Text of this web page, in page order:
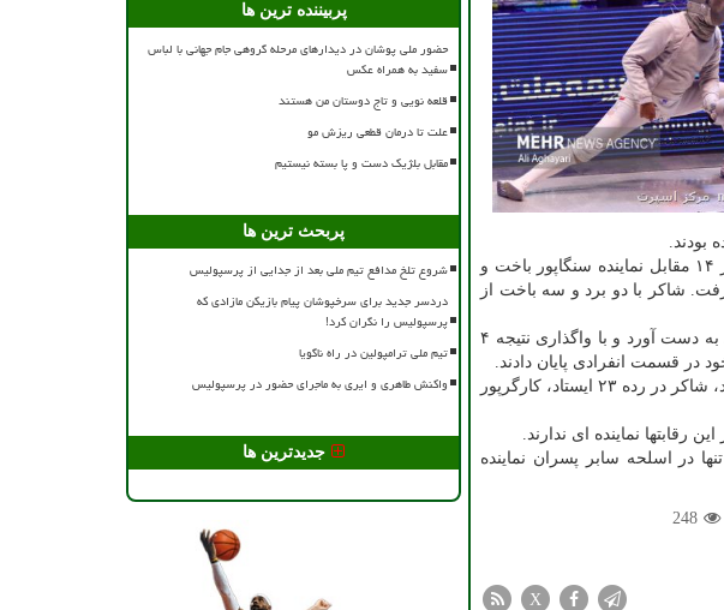
بودند.
طاها کارگرپور که در جدول مقدماتی صاحب ۳ باخت و ۲ برد شده بود، در نخستین دیدار حذفی با نتیجه ۱۵ بر ۱۴ مقابل نماینده سنگاپور باخت و
واگذار کرد و از دور رقابتها کنار رفت. شاکر با دو برد و سه باخت از
پارسا پورسلمان (پسر رییس فدراسیون) نیز اصلاً به مرحله حذفی نرسید. وی در مرحله مقدماتی تنها یک برد به دست آورد و با واگذاری نتیجه ۴
این بخش از مسابقات با حضور ۳۶ شمشیرباز برگزار شد و در جدول رده بندی نیما آقایی صاحب جایگاه ۱۱ شد، شاکر در رده ۲۳ ایستاد، کارگرپور
نماینده ای ندارند.
تنها در اسلحه سابر پسران نماینده
248
X
پربیننده ترین ها
حضور ملی پوشان در دیدارهای مرحله گروهی جام جهانی با لباس
سفید به همراه عکس
قلعه نویی و تاج دوستان من هستند
علت تا درمان قطعی ریزش مو
مقابل بلژیک دست و پا بسته نیستیم
پربحث ترین ها
شروع تلخ مدافع تیم ملی بعد از جدایی از پرسپولیس
دردسر جدید برای سرخپوشان پیام بازیکن مازادی که
پرسپولیس را نگران کرد!
تیم ملی ترامپولین در راه ناگویا
واکنش طاهری و ایری به ماجرای حضور در پرسپولیس
جدیدترین ها